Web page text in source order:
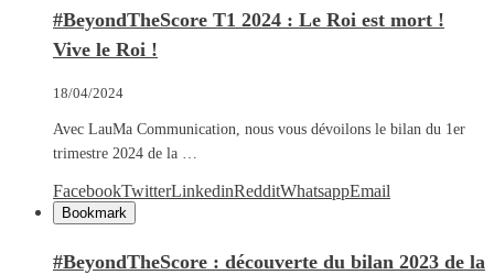
#BeyondTheScore T1 2024 : Le Roi est mort !
Vive le Roi !
18/04/2024
Avec LauMa Communication, nous vous dévoilons le bilan du 1er
trimestre 2024 de la …
FacebookTwitterLinkedinRedditWhatsappEmail
Bookmark
#BeyondTheScore : découverte du bilan 2023 de la